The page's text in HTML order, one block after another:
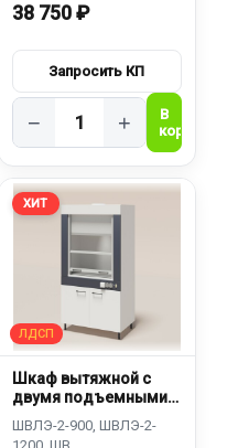
38 750 ₽
− +
ХИТ
Шкаф вытяжной с
двумя подъемными